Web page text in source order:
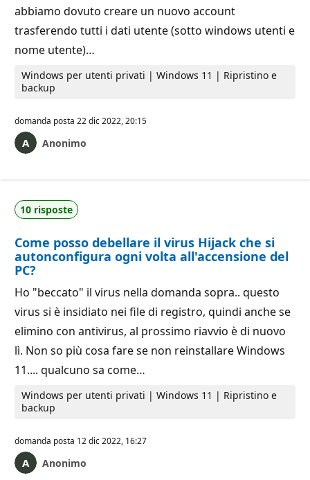
abbiamo dovuto creare un nuovo account
trasferendo tutti i dati utente (sotto windows utenti e
nome utente)…
Windows per utenti privati | Windows 11 | Ripristino e
backup
domanda posta 22 dic 2022, 20:15
Anonimo
10 risposte
Come posso debellare il virus Hijack che si
autonconfigura ogni volta all'accensione del
PC?
Ho "beccato" il virus nella domanda sopra.. questo
virus si è insidiato nei file di registro, quindi anche se
elimino con antivirus, al prossimo riavvio è di nuovo
lì. Non so più cosa fare se non reinstallare Windows
11.... qualcuno sa come…
Windows per utenti privati | Windows 11 | Ripristino e
backup
domanda posta 12 dic 2022, 16:27
Anonimo